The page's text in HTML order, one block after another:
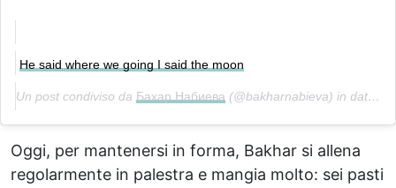
He said where we going I said the moon
Un post condiviso da Бахар Набиева (@bakharnabieva) in data:
Oggi, per mantenersi in forma, Bakhar si allena
regolarmente in palestra e mangia molto: sei pasti